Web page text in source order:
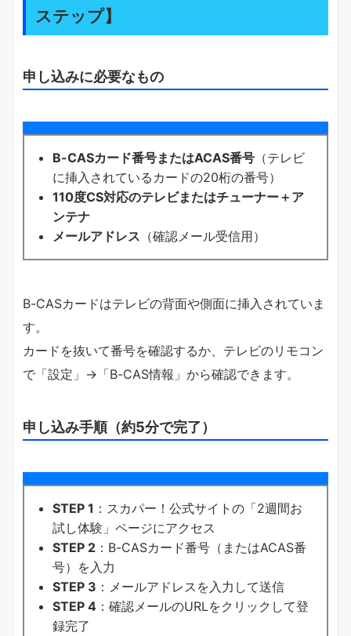
ステップ】
申し込みに必要なもの
B-CASカード番号またはACAS番号 （テレビ
に挿入されているカードの20桁の番号）
110度CS対応のテレビまたはチューナー＋ア
ンテナ
メールアドレス （確認メール受信用）
B-CASカードはテレビの背面や側面に挿入されていま
す。
カードを抜いて番号を確認するか、テレビのリモコン
で「設定」→「B-CAS情報」から確認できます。
申し込み手順（約5分で完了）
STEP 1 ：スカパー！公式サイトの「2週間お
試し体験」ページにアクセス
STEP 2 ：B-CASカード番号（またはACAS番
号）を入力
STEP 3 ：メールアドレスを入力して送信
STEP 4 ：確認メールのURLをクリックして登
録完了